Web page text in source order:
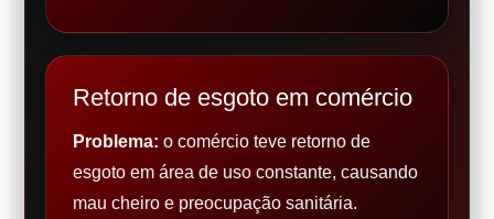
Retorno de esgoto em comércio
Problema: o comércio teve retorno de
esgoto em área de uso constante, causando
mau cheiro e preocupação sanitária.